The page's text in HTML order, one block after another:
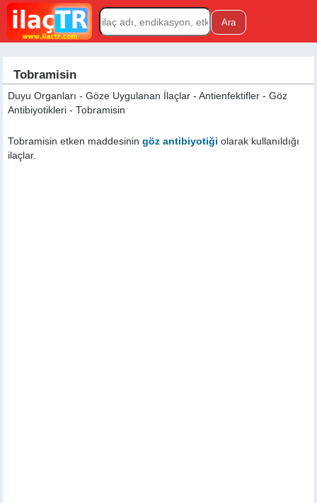
Tobramisin
Duyu Organları - Göze Uygulanan İlaçlar - Antienfektifler - Göz
Antibiyotikleri - Tobramisin
Tobramisin etken maddesiningöz antibiyotiği olarak kullanıldığı
ilaçlar.